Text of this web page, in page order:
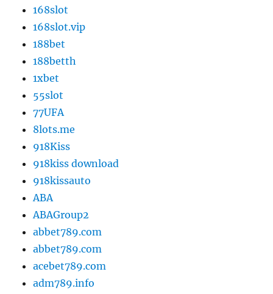
168slot
168slot.vip
188bet
188betth
1xbet
55slot
77UFA
8lots.me
918Kiss
918kiss download
918kissauto
ABA
ABAGroup2
abbet789.com
abbet789.com
acebet789.com
adm789.info